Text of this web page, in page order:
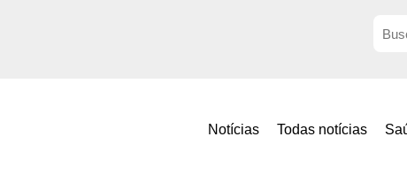
Notícias Todas notícias